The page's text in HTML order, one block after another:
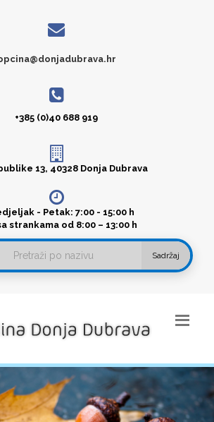
+385 (0)40 688 919
13, 40328 Donja Dubrava
- Petak: 7:00 - 15:00 h
strankama od 8:00 – 13:00 h
Sadržaj